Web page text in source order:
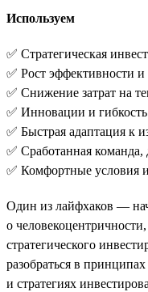
Используем
✅ Стратегическая
✅ Рост эффективности
✅ Снижение затрат на
✅ Инновации и гибкость
✅ Быстрая адаптация к
✅ Сработанная
✅ Комфортные условия
Один из лайфхаков —
о
стратегического
разобраться в
и стратегиях